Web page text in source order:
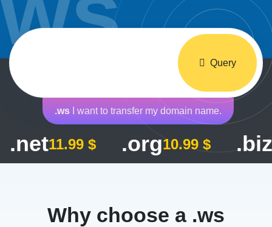
Query
.ws I want to transfer my domain name.
.net11.99 $ .org10.99 $ .biz
Why choose a .ws